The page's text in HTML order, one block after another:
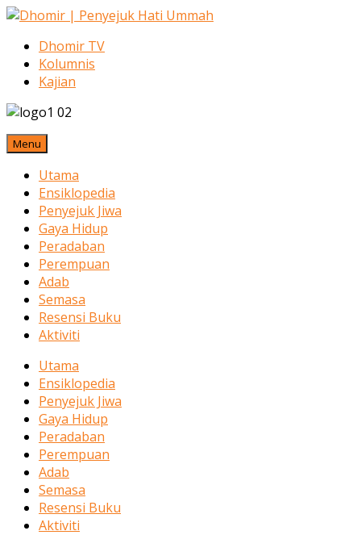
Dhomir TV
Kolumnis
Kajian
Menu
Utama
Ensiklopedia
Penyejuk Jiwa
Gaya Hidup
Peradaban
Perempuan
Adab
Semasa
Resensi Buku
Aktiviti
Utama
Ensiklopedia
Penyejuk Jiwa
Gaya Hidup
Peradaban
Perempuan
Adab
Semasa
Resensi Buku
Aktiviti